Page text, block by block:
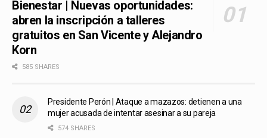
Bienestar | Nuevas oportunidades:
abren la inscripción a talleres
gratuitos en San Vicente y Alejandro
Korn
585 SHARES
Presidente Perón | Ataque a mazazos: detienen a una
mujer acusada de intentar asesinar a su pareja
574 SHARES